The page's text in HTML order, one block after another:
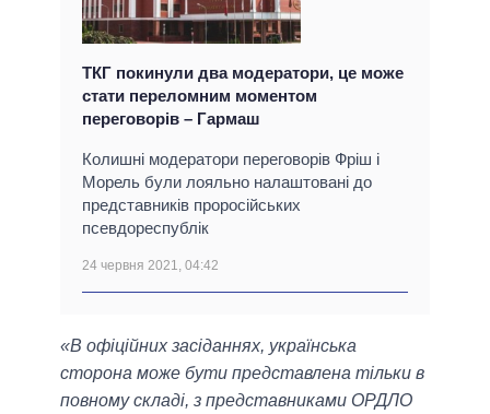
ТКГ покинули два модератори, це може
стати переломним моментом
переговорів – Гармаш
Колишні модератори переговорів Фріш і
Морель були лояльно налаштовані до
представників проросійських
псевдореспублік
24 червня 2021, 04:42
«В офіційних засіданнях, українська
сторона може бути представлена ​​тільки в
повному складі, з представниками ОРДЛО